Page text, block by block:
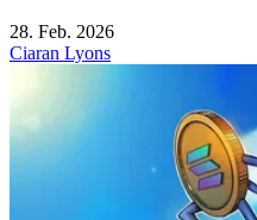
28. Feb. 2026
Ciaran Lyons